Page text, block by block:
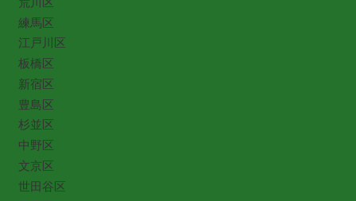
練馬区
江戸川区
板橋区
新宿区
豊島区
杉並区
中野区
文京区
世田谷区